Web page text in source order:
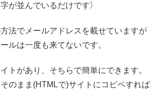
が並んでいるだけです）
法でメールアドレスを載せていますが
ルは一度も来てないです。
トがあり、そちらで簡単にできます。
のまま(HTMLで)サイトにコピペすれば